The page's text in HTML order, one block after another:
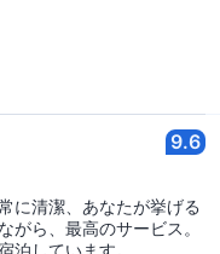
所を求めている旅行者に
光スポットやショッピン
欠点は、建物自体が古く
リアモールにいるように
9.6
に清潔、あなたが挙げる
がら、最高のサービス。